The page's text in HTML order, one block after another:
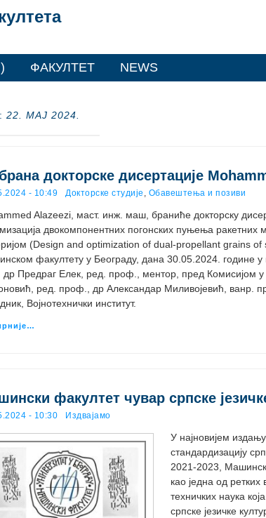
ФАКУЛТЕТ NEWS
22. МАЈ 2024.
докторске дисертације
- 10:49 Докторске студије , Обавештења и позиви
Alazeezi, маст. инж. маш, браниће докторску
двокомпонентних погонских пуњења ракетних
(Design and optimization of dual-propellant grains of
факултету у Београду, дана 30.05.2024. године
Предраг Елек, ред. проф., ментор, пред Комисијом у
ред. проф., др Александар Миливојевић, ванр.
Војнотехнички институт.
факултет чувар српске
- 10:30 Издвајамо
У најновијем
стандардизацију
2021-2023,
као једна од ретких
техничких наука
српске језичке